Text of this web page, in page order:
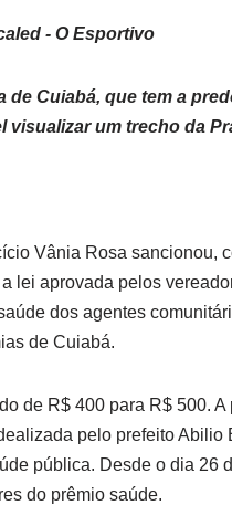
de Cuiabá, que tem a
visualizar um trecho da
Vânia Rosa sancionou,
lei aprovada pelos
dos agentes
de Cuiabá.
de R$ 400 para R$ 500.
pelo prefeito Abilio
pública. Desde o dia 26
do prêmio saúde.